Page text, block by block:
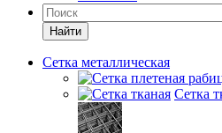
Найти
Сетка металлическая
Сетка